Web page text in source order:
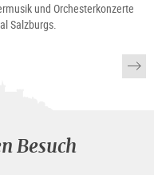
und Orchesterkonzerte
Salzburgs.
Besuch